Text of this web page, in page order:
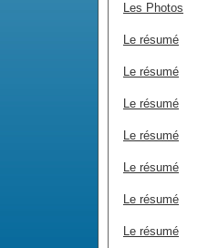
Les Photos
Le résumé
Le résumé
Le résumé
Le résumé
Le résumé
Le résumé
Le résumé